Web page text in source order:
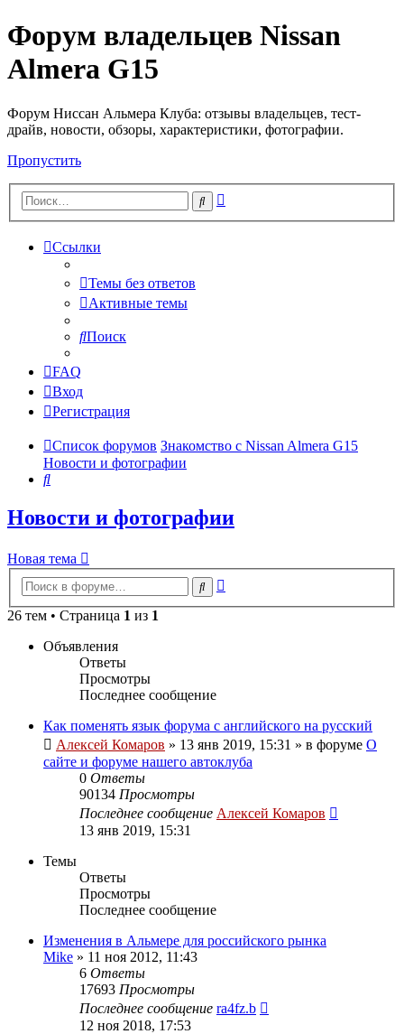
Форум владельцев Nissan
Almera G15
Форум Ниссан Альмера Клуба: отзывы владельцев, тест-
драйв, новости, обзоры, характеристики, фотографии.
Пропустить
Поиск
Ссылки
Темы без ответов
Активные темы
Поиск
FAQ
Вход
Регистрация
Список форумов Знакомство с Nissan Almera G15
Новости и фотографии
Поиск
Новости и фотографии
Новая тема
Поиск
26 тем • Страница 1 из 1
Объявления
Ответы
Просмотры
Последнее сообщение
Как поменять язык форума с английского на русский
Алексей Комаров » 13 янв 2019, 15:31 » в форуме О
сайте и форуме нашего автоклуба
0 Ответы
90134 Просмотры
Последнее сообщение Алексей Комаров
13 янв 2019, 15:31
Темы
Ответы
Просмотры
Последнее сообщение
Изменения в Альмере для российского рынка
Mike » 11 ноя 2012, 11:43
6 Ответы
17693 Просмотры
Последнее сообщение ra4fz.b
12 ноя 2018, 17:53